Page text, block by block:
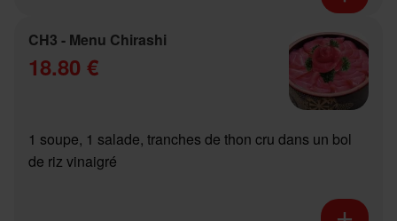
CH3 - Menu Chirashi
18.80 €
1 soupe, 1 salade, tranches de thon cru dans un bol
de riz vinaigré